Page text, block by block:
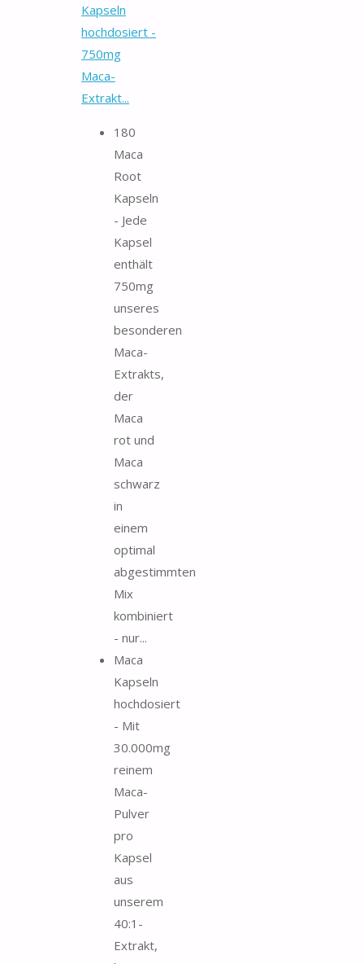
Kapseln
hochdosiert -
750mg
Maca-
Extrakt...
180
Maca
Root
Kapseln
- Jede
Kapsel
enthält
750mg
unseres
besonderen
Maca-
Extrakts,
der
Maca
rot und
Maca
schwarz
in
einem
optimal
abgestimmten
Mix
kombiniert
- nur...
Maca
Kapseln
hochdosiert
- Mit
30.000mg
reinem
Maca-
Pulver
pro
Kapsel
aus
unserem
40:1-
Extrakt,